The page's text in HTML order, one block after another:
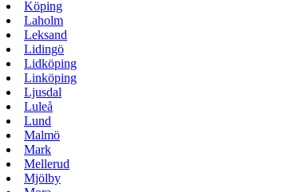
Köping
Laholm
Leksand
Lidingö
Lidköping
Linköping
Ljusdal
Luleå
Lund
Malmö
Mark
Mellerud
Mjölby